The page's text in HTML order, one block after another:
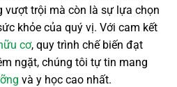
vượt trội mà còn là sự lựa chọn
khỏe của quý vị. Với cam kết
cơ, quy trình chế biến đạt
ngặt, chúng tôi tự tin mang
và y học cao nhất.